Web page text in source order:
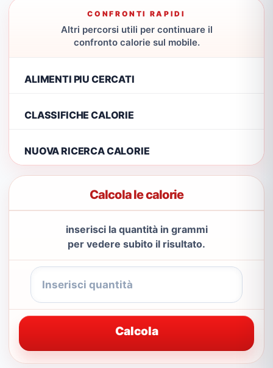
CONFRONTI RAPIDI
Altri percorsi utili per continuare il
confronto calorie sul mobile.
ALIMENTI PIU CERCATI
CLASSIFICHE CALORIE
NUOVA RICERCA CALORIE
Calcola le calorie
inserisci la quantità in grammi
per vedere subito il risultato.
Calcola